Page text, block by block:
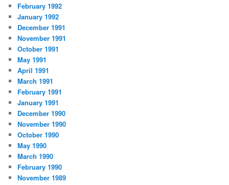
February 1992
January 1992
December 1991
November 1991
October 1991
May 1991
April 1991
March 1991
February 1991
January 1991
December 1990
November 1990
October 1990
May 1990
March 1990
February 1990
November 1989